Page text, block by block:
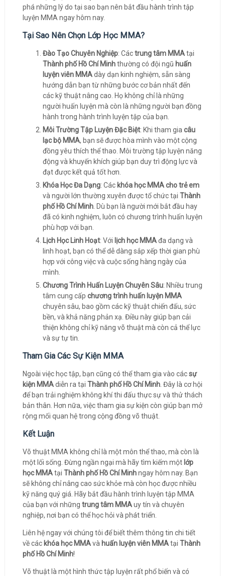
phá những lý do tại sao bạn nên bắt đầu hành trình tập
luyện MMA ngay hôm nay.
Tại Sao Nên Chọn Lớp Học MMA?
Đào Tạo Chuyên Nghiệp: Cáctrung tâm MMAtại
Thành phố Hồ Chí Minhthường có đội ngũ huấn
luyện viên MMAdày dạn kinh nghiệm, sẵn sàng
hướng dẫn bạn từ những bước cơ bản nhất đến
các kỹ thuật nâng cao. Họ không chỉ là những
người huấn luyện mà còn là những người bạn đồng
hành trong hành trình luyện tập của bạn.
Môi Trường Tập Luyện Đặc Biệt: Khi tham gia câu
lạc bộ MMA, bạn sẽ được hòa mình vào một cộng
đồng yêu thích thể thao. Môi trường tập luyện năng
động và khuyến khích giúp bạn duy trì động lực và
đạt được kết quả tốt hơn.
Khóa Học Đa Dạng: Các khóa học MMA cho trẻ em
và người lớn thường xuyên được tổ chức tại Thành
phố Hồ Chí Minh. Dù bạn là người mới bắt đầu hay
đã có kinh nghiệm, luôn có chương trình huấn luyện
phù hợp với bạn.
Lịch Học Linh Hoạt: Với lịch học MMAđa dạng và
linh hoạt, bạn có thể dễ dàng sắp xếp thời gian phù
hợp với công việc và cuộc sống hàng ngày của
mình.
Chương Trình Huấn Luyện Chuyên Sâu: Nhiều trung
tâm cung cấp chương trình huấn luyện MMA
chuyên sâu, bao gồm các kỹ thuật chiến đấu, sức
bền, và khả năng phản xạ. Điều này giúp bạn cải
thiện không chỉ kỹ năng võ thuật mà còn cả thể lực
và sự tự tin.
Tham Gia Các Sự Kiện MMA
Ngoài việc học tập, bạn cũng có thể tham gia vào cácsự
kiện MMAdiễn ra tại Thành phố Hồ Chí Minh. Đây là cơ hội
để bạn trải nghiệm không khí thi đấu thực sự và thử thách
bản thân. Hơn nữa, việc tham gia sự kiện còn giúp bạn mở
rộng mối quan hệ trong cộng đồng võ thuật.
Kết Luận
Võ thuật MMA không chỉ là một môn thể thao, mà còn là
một lối sống. Đừng ngần ngại mà hãy tìm kiếm một lớp
học MMAtại Thành phố Hồ Chí Minhngay hôm nay. Bạn
sẽ không chỉ nâng cao sức khỏe mà còn học được nhiều
kỹ năng quý giá. Hãy bắt đầu hành trình luyện tập MMA
của bạn với những trung tâm MMAuy tín và chuyên
nghiệp, nơi bạn có thể học hỏi và phát triển.
Liên hệ ngay với chúng tôi để biết thêm thông tin chi tiết
về các khóa học MMAvà huấn luyện viên MMAtại Thành
phố Hồ Chí Minh!
Võ thuật là một hình thức tập luyện rất phổ biến và có